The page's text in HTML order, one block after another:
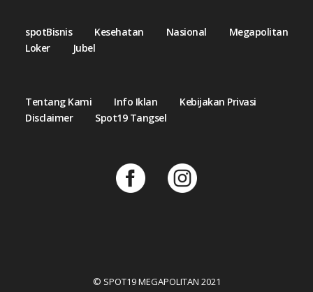
spotBisnis Kesehatan Nasional
Megapolitan
Loker
Jubel
Tentang Kami Info Iklan
Kebijakan Privasi
Disclaimer
Spot19 Tangsel
© SPOT19 MEGAPOLITAN 2021